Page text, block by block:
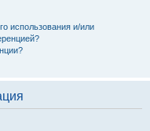
использования и/или